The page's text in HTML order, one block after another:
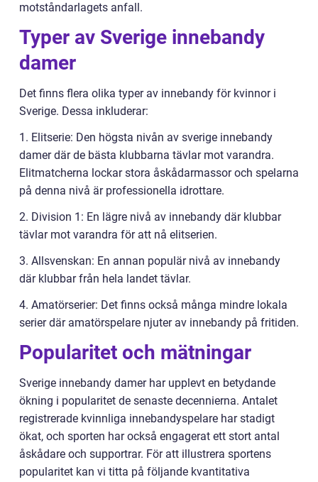
motståndarlagets anfall.
Typer av Sverige innebandy
damer
Det finns flera olika typer av innebandy för kvinnor i
Sverige. Dessa inkluderar:
1. Elitserie: Den högsta nivån av sverige innebandy
damer där de bästa klubbarna tävlar mot varandra.
Elitmatcherna lockar stora åskådarmassor och spelarna
på denna nivå är professionella idrottare.
2. Division 1: En lägre nivå av innebandy där klubbar
tävlar mot varandra för att nå elitserien.
3. Allsvenskan: En annan populär nivå av innebandy
där klubbar från hela landet tävlar.
4. Amatörserier: Det finns också många mindre lokala
serier där amatörspelare njuter av innebandy på fritiden.
Popularitet och mätningar
Sverige innebandy damer har upplevt en betydande
ökning i popularitet de senaste decennierna. Antalet
registrerade kvinnliga innebandyspelare har stadigt
ökat, och sporten har också engagerat ett stort antal
åskådare och supportrar. För att illustrera sportens
popularitet kan vi titta på följande kvantitativa